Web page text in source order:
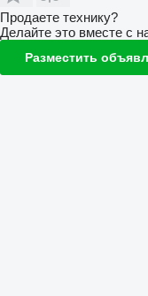
Продаете технику?
Делайте это вместе с
Разместить